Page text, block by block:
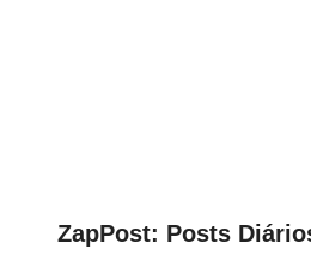
ZapPost: Posts